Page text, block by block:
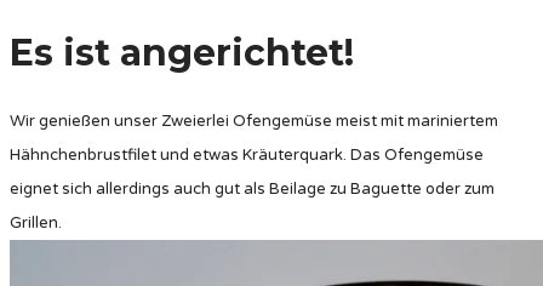
Es ist angerichtet!
Wir genießen unser Zweierlei Ofengemüse meist mit mariniertem
Hähnchenbrustfilet und etwas Kräuterquark. Das Ofengemüse
eignet sich allerdings auch gut als Beilage zu Baguette oder zum
Grillen.